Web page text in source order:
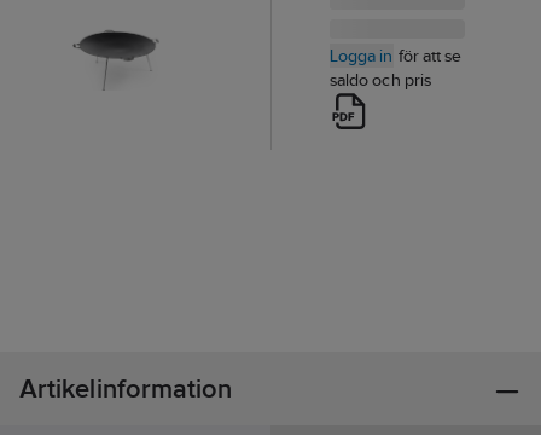
Logga in för att se
saldo och pris
Artikelinformation